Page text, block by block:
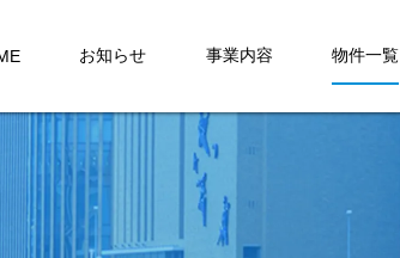
お知らせ 事業内容 物件一覧